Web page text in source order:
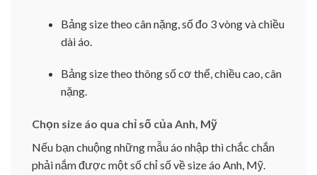
Bảng size theo cân nặng, số đo 3 vòng và chiều
dài áo.
Bảng size theo thông số cơ thể, chiều cao, cân
nặng.
Chọn size áo qua chỉ số của Anh, Mỹ
Nếu bạn chuộng những mẫu áo nhập thì chắc chắn
phải nắm được một số chỉ số về size áo Anh, Mỹ.